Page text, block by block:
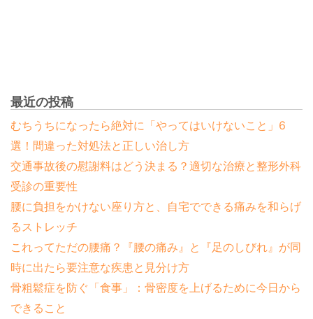
最近の投稿
むちうちになったら絶対に「やってはいけないこと」6
選！間違った対処法と正しい治し方
交通事故後の慰謝料はどう決まる？適切な治療と整形外科
受診の重要性
腰に負担をかけない座り方と、自宅でできる痛みを和らげ
るストレッチ
これってただの腰痛？『腰の痛み』と『足のしびれ』が同
時に出たら要注意な疾患と見分け方
骨粗鬆症を防ぐ「食事」：骨密度を上げるために今日から
できること